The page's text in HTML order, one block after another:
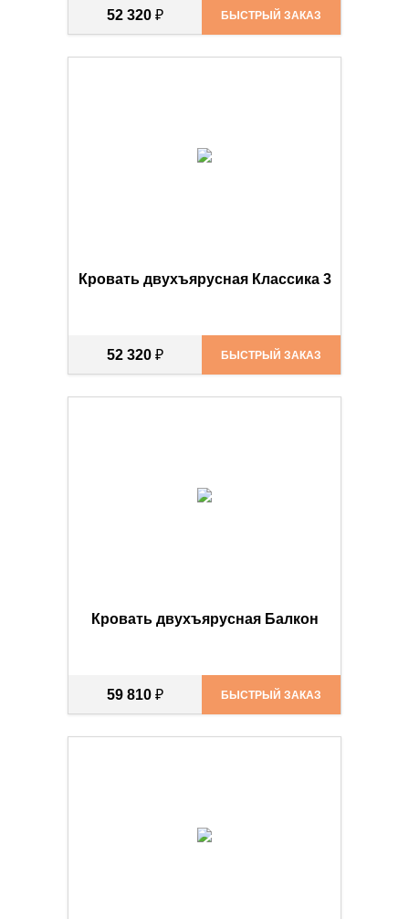
52 320 ₽ БЫСТРЫЙ ЗАКАЗ
Кровать двухъярусная Классика 3
52 320 ₽ БЫСТРЫЙ ЗАКАЗ
Кровать двухъярусная Балкон
59 810 ₽ БЫСТРЫЙ ЗАКАЗ